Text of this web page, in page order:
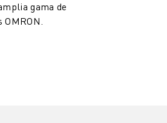
gama de